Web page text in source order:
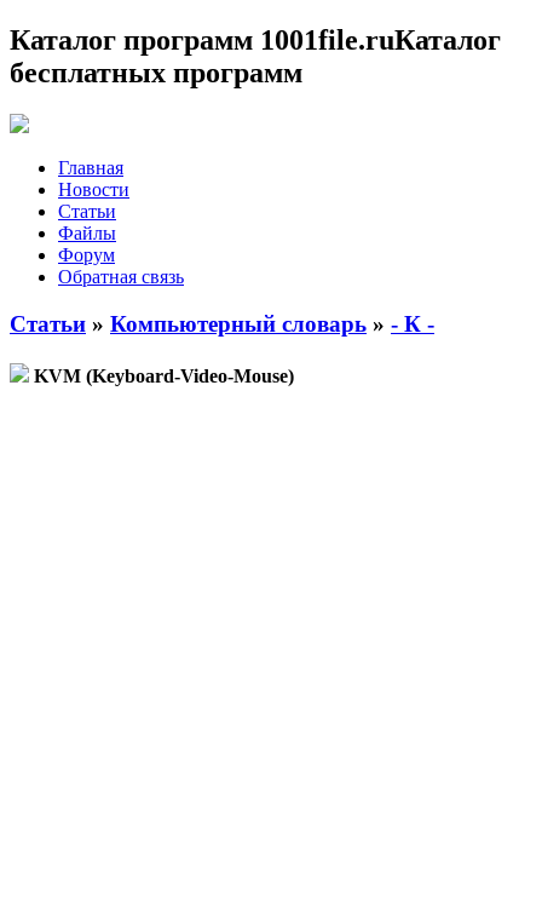
Каталог программ 1001file.ruКаталог
бесплатных программ
Главная
Новости
Статьи
Файлы
Форум
Обратная связь
Статьи » Компьютерный словарь » - К -
KVM (Keyboard-Video-Mouse)